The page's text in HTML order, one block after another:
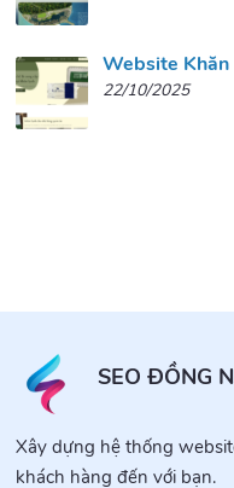
Website Khăn
22/10/2025
SEO ĐỒNG
Xây dựng hệ thống
khách hàng đến với bạn.